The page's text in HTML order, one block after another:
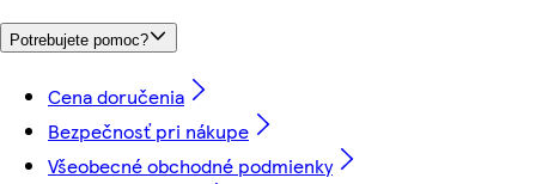
Potrebujete pomoc?
Cena doručenia
Bezpečnosť pri nákupe
Všeobecné obchodné podmienky